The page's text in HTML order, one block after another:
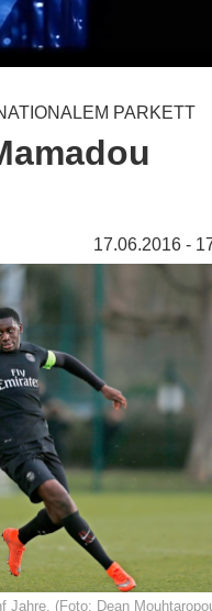
PARKETT
17.06.2016 -
Jahre. (Foto: Dean